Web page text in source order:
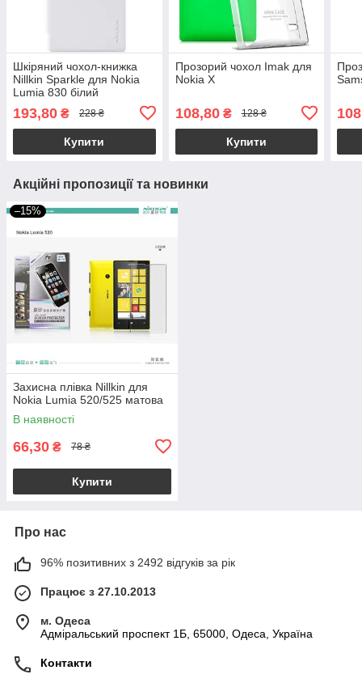
Шкіряний чохол-книжка
Nillkin Sparkle для Nokia
Lumia 830 білий
193,80 ₴ 228 ₴
Купити
Прозорий чохол Imak для
Nokia X
108,80₴ 128 ₴
Купити
Акційні пропозиції та новинки
–15%
Захисна плівка Nillkin для
Nokia Lumia 520/525 матова
В наявності
66,30 ₴ 78 ₴
Купити
Про нас
96% позитивних з 2492 відгуків за рік
Працює з 27.10.2013
м. Одеса
Адміральський проспект 1Б, 65000, Одеса, Україна
Контакти